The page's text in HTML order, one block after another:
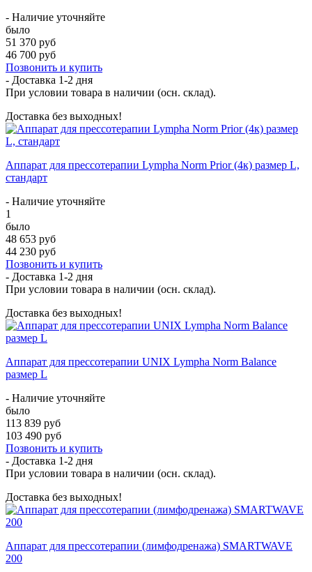
- Наличие уточняйте
было
51 370 руб
46 700 руб
Позвонить и купить
- Доставка 1-2 дня
При условии товара в наличии (осн. склад).
Доставка без выходных!
Аппарат для прессотерапии Lympha Norm Prior (4к) размер L,
стандарт
- Наличие уточняйте
1
было
48 653 руб
44 230 руб
Позвонить и купить
- Доставка 1-2 дня
При условии товара в наличии (осн. склад).
Доставка без выходных!
Аппарат для прессотерапии UNIX Lympha Norm Balance
размер L
- Наличие уточняйте
было
113 839 руб
103 490 руб
Позвонить и купить
- Доставка 1-2 дня
При условии товара в наличии (осн. склад).
Доставка без выходных!
Аппарат для прессотерапии (лимфодренажа) SMARTWAVE
200